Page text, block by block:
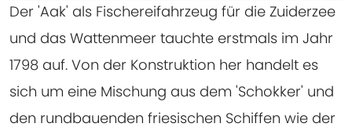
Der 'Aak' als Fischereifahrzeug für die Zuiderzee
und das Wattenmeer tauchte erstmals im Jahr
1798 auf. Von der Konstruktion her handelt es
sich um eine Mischung aus dem 'Schokker' und
den rundbauenden friesischen Schiffen wie der